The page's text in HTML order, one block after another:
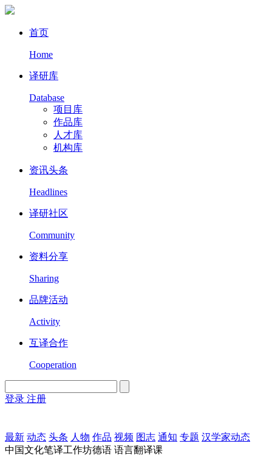
首页
Home
译研库
Database
项目库
作品库
人才库
机构库
资讯头条
Headlines
译研社区
Community
资料分享
Sharing
品牌活动
Activity
互译合作
Cooperation
登录 注册
最新 动态 头条 人物 作品 视频 图志 通知 专题 汉学家动态
中国文化笔译工作坊德语 语言翻译课